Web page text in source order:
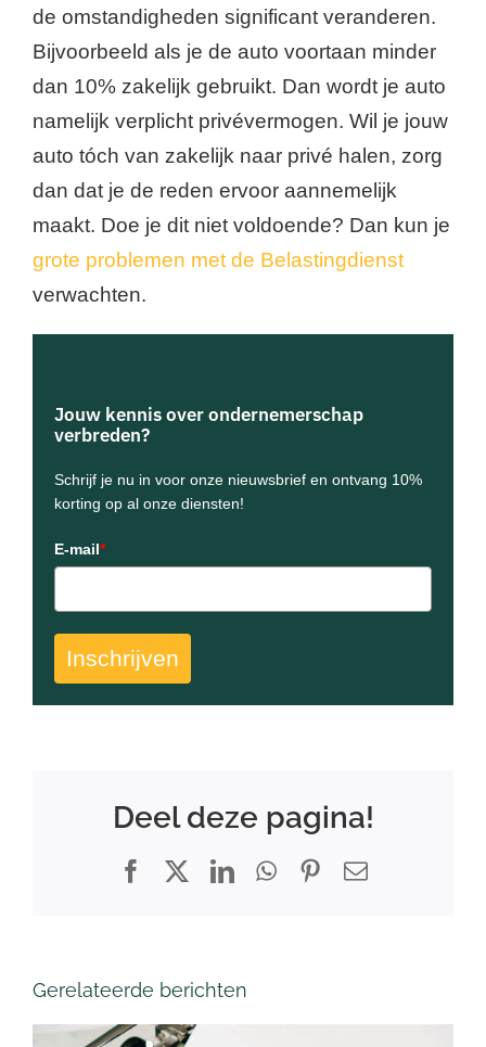
de omstandigheden significant veranderen.
Bijvoorbeeld als je de auto voortaan minder
dan 10% zakelijk gebruikt. Dan wordt je auto
namelijk verplicht privévermogen. Wil je jouw
auto tóch van zakelijk naar privé halen, zorg
dan dat je de reden ervoor aannemelijk
maakt. Doe je dit niet voldoende? Dan kun je
grote problemen met de Belastingdienst
verwachten.
Jouw kennis over ondernemerschap
verbreden?
Schrijf je nu in voor onze nieuwsbrief en ontvang 10%
korting op al onze diensten!
E-mail*
Inschrijven
Deel deze pagina!
FacebookLinkedInWhatsApp
Pinterest
E-
Gerelateerde berichten